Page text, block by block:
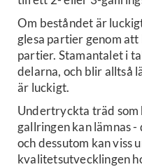
Om beståndet är
glesa partier genom
partier. Stamantalet i
delarna, och blir alltså
är luckigt.
Undertryckta träd
gallringen kan lämnas
och dessutom kan viss
kvalitetsutvecklingen